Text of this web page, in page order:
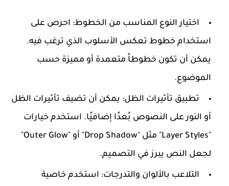
اختيار النوع المناسب من الخطوط: احرص على
استخدام خطوط تعكس الأسلوب الذي ترغب فيه.
يمكن أن تكون خطوطاً متعمدة أو مميزة حسب
الموضوع.
تطبيق تأثيرات الظل: يمكن أن تضيف تأثيرات الظل
أو النور على النصوص بُعدًا إضافيًا. استخدم خيارات
"Layer Styles" مثل "Drop Shadow" أو "Outer Glow"
لجعل النص يبرز في التصميم.
التلاعب بالألوان والتدرجات: استخدم خاصية